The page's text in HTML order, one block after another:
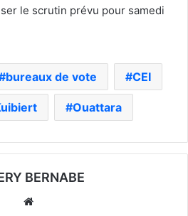
le scrutin prévu pour samedi
bureaux de vote CEI
Ouattara
BERNABE